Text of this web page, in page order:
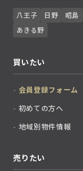
八王子 日野 昭島
あきる野
買いたい
会員登録フォーム
初めての方へ
地域別物件情報
売りたい